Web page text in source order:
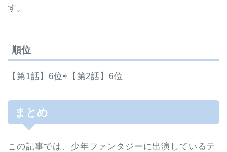
す。
順位
【第1話】6位⇨【第2話】6位
まとめ
この記事では、少年ファンタジーに出演しているテ